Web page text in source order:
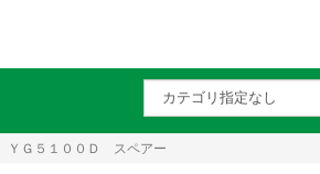
ＹＧ５１００Ｄ スペアー